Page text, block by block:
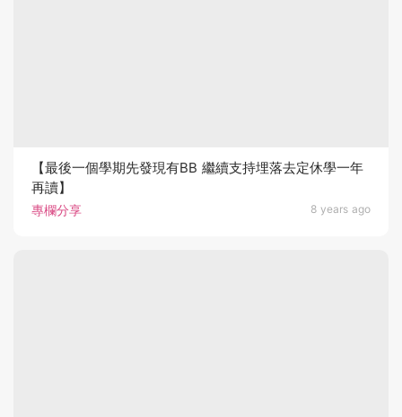
專欄分享 8 years ago
【最後一個學期先發現有BB 繼續支持埋落去定休學一年
再讀】